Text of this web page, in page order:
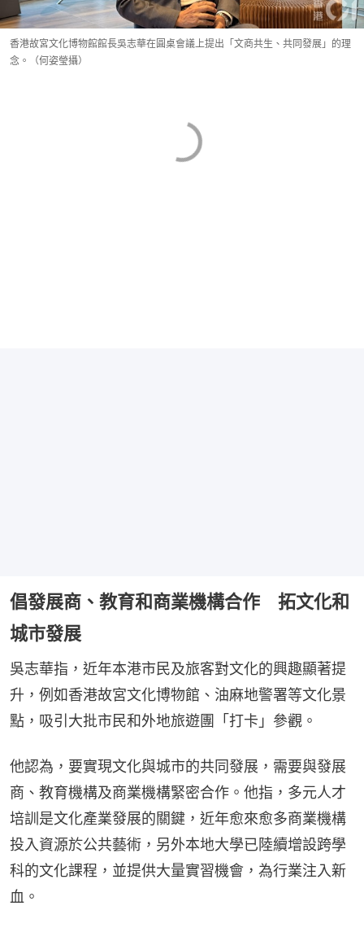
香港故宮文化博物館館長吳志華在圓桌會議上提出「文商共生、共同發展」的理
念。（何姿瑩攝）
倡發展商、教育和商業機構合作 拓文化和
城市發展
吳志華指，近年本港市民及旅客對文化的興趣顯著提
升，例如香港故宮文化博物館、油麻地警署等文化景
點，吸引大批市民和外地旅遊團「打卡」參觀。
他認為，要實現文化與城市的共同發展，需要與發展
商、教育機構及商業機構緊密合作。他指，多元人才
培訓是文化產業發展的關鍵，近年愈來愈多商業機構
投入資源於公共藝術，另外本地大學已陸續增設跨學
科的文化課程，並提供大量實習機會，為行業注入新
血。